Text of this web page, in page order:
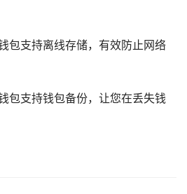
包支持离线存储，有效防止网络
包支持钱包备份，让您在丢失钱